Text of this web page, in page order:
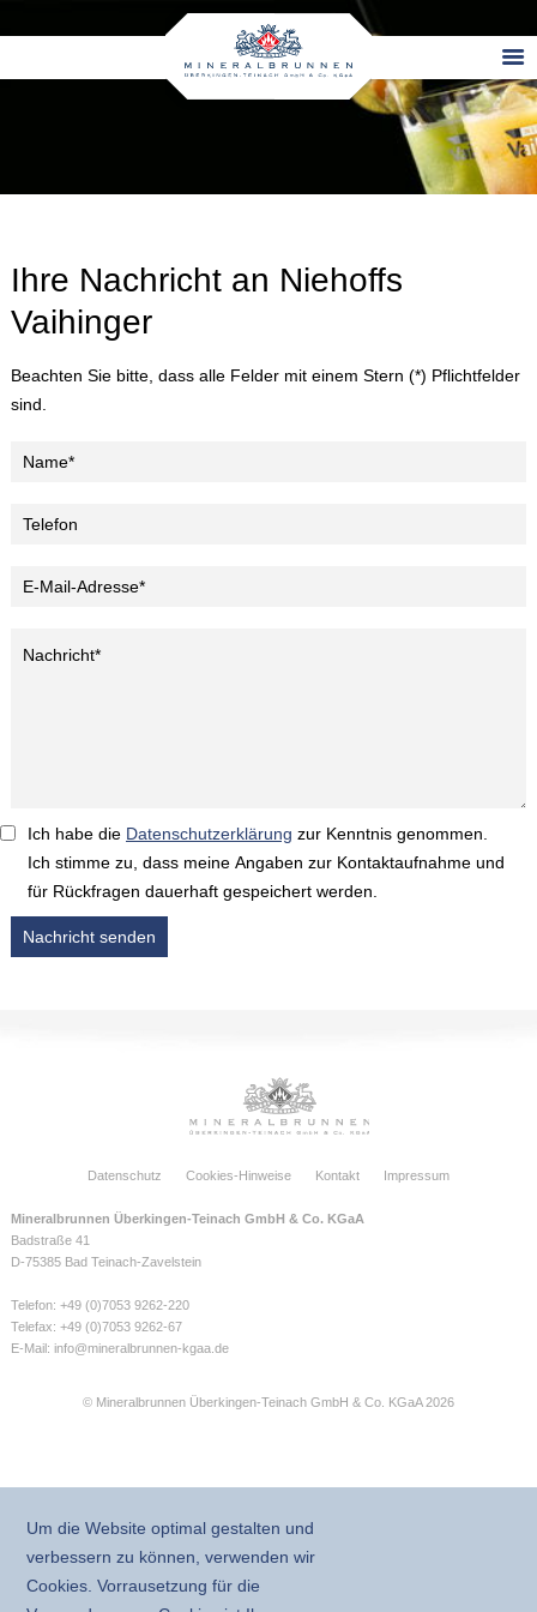
Ihre Nachricht an Niehoffs
Vaihinger
Beachten Sie bitte, dass alle Felder mit einem Stern (*) Pflichtfelder
sind.
Ich habe die Datenschutzerklärung zur Kenntnis genommen.
Ich stimme zu, dass meine Angaben zur Kontaktaufnahme und
für Rückfragen dauerhaft gespeichert werden.
Datenschutz Cookies-Hinweise Kontakt Impressum
Mineralbrunnen Überkingen-Teinach GmbH & Co. KGaA
Badstraße 41
D-75385 Bad Teinach-Zavelstein
Telefon: +49 (0)7053 9262-220
Telefax: +49 (0)7053 9262-67
E-Mail: info@mineralbrunnen-kgaa.de
© Mineralbrunnen Überkingen-Teinach GmbH & Co. KGaA 2026
Um die Website optimal gestalten und
verbessern zu können, verwenden wir
Cookies. Vorrausetzung für die